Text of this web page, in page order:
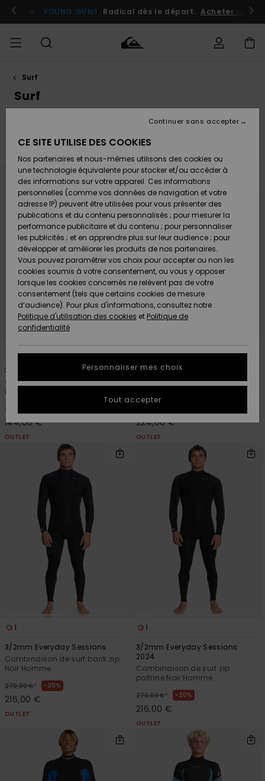
de
grille
des
produits
Se connecter / s'inscrire
YOUNG GUNS Radical dès le départ. Acheter
HOMME
Chaussures
& Tongs
Surf
Snow
Nouveautés
A
Découvrir
Chaussures
& Tongs
Surf
Snow
Nouveautés
A
Découvrir
FEMME
A
Découvrir
Snow
SURF
Surf
Shop
Enfant
Highlights
Communauté
SNOW
Snow
Shop
Enfant
Snow
Shop
Femme
A
Découvrir
Communauté
OUTLET
Enfant
Outlet
Femme
AIDE &
CONTACT
Retours
Paiement
Carte
Cadeau
Quiksilver
Freedom
Protection
des
tailles
obtenir la
réponse la
à votre
question.
Démarrer
une
conversation
Trouvez
fréquentes
contact.
MAGASINS
QUIKSILVER
Surf
Surf
Filtrer & Trier
Passer
critères
filtrage
recherche
3/2mm Prologue
Combinaison de surf back zip
Noir Homme
180,00 €
144,00 €
OUTLET
3/2mm Mercury
Combinaison GBS back zip Noir
224,00 €
OUTLET
1
3/2mm Everyday Sessions
Combinaison de surf back zip
Noir Homme
270,00 € * 20%
216,00 €
OUTLET
1
3/2mm Everyday Sessions
2024
Combinaison de surf zip
poitrine Noir Homme
270,00 € * 20%
216,00 €
OUTLET
CE SITE UTILISE DES COOKIES
Nos partenaires et nous-mêmes utilisons des cookies ou
une technologie équivalente pour stocker et/ou accéder à
des informations sur votre appareil. Ces informations
personnelles (comme vos données de navigation et votre
adresse IP) peuvent être utilisées pour vous présenter des
publications et du contenu personnalisés ; pour mesurer la
performance publicitaire et du contenu ; pour personnaliser
les publicités ; et en apprendre plus sur leur audience ; pour
développer et améliorer les produits de nos partenaires.
Vous pouvez paramétrer vos choix pour accepter ou non les
cookies soumis à votre consentement, ou vous y opposer
lorsque les cookies concernés ne relèvent pas de votre
consentement (tels que certains cookies de mesure
d’audience). Pour plus d'informations, consultez notre :
Politique d'utilisation des cookies et Politique de
confidentialité
Personnaliser mes choix
Continuer sans accepter
Tout accepter